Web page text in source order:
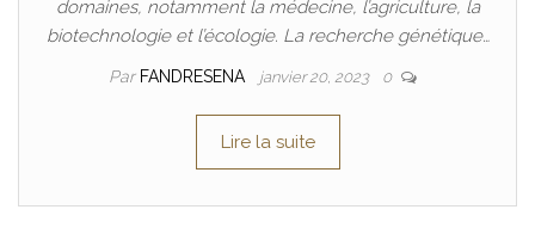
domaines, notamment la médecine, l’agriculture, la
biotechnologie et l’écologie. La recherche génétique…
Par FANDRESENA janvier 20, 2023 0
Lire la suite